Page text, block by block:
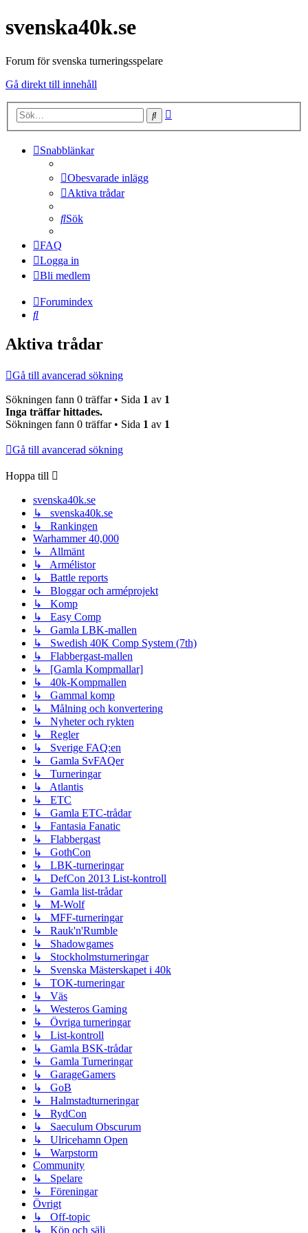
svenska40k.se
Forum för svenska turneringsspelare
Gå direkt till innehåll
Sök
Snabblänkar
Obesvarade inlägg
Aktiva trådar
Sök
FAQ
Logga in
Bli medlem
Forumindex
Sök
Aktiva trådar
Gå till avancerad sökning
Sökningen fann 0 träffar • Sida 1 av 1
Inga träffar hittades.
Sökningen fann 0 träffar • Sida 1 av 1
Gå till avancerad sökning
Hoppa till
svenska40k.se
↳ svenska40k.se
↳ Rankingen
Warhammer 40,000
↳ Allmänt
↳ Armélistor
↳ Battle reports
↳ Bloggar och arméprojekt
↳ Komp
↳ Easy Comp
↳ Gamla LBK-mallen
↳ Swedish 40K Comp System (7th)
↳ Flabbergast-mallen
↳ [Gamla Kompmallar]
↳ 40k-Kompmallen
↳ Gammal komp
↳ Målning och konvertering
↳ Nyheter och rykten
↳ Regler
↳ Sverige FAQ:en
↳ Gamla SvFAQer
↳ Turneringar
↳ Atlantis
↳ ETC
↳ Gamla ETC-trådar
↳ Fantasia Fanatic
↳ Flabbergast
↳ GothCon
↳ LBK-turneringar
↳ DefCon 2013 List-kontroll
↳ Gamla list-trådar
↳ M-Wolf
↳ MFF-turneringar
↳ Rauk'n'Rumble
↳ Shadowgames
↳ Stockholmsturneringar
↳ Svenska Mästerskapet i 40k
↳ TOK-turneringar
↳ Väs
↳ Westeros Gaming
↳ Övriga turneringar
↳ List-kontroll
↳ Gamla BSK-trådar
↳ Gamla Turneringar
↳ GarageGamers
↳ GoB
↳ Halmstadturneringar
↳ RydCon
↳ Saeculum Obscurum
↳ Ulricehamn Open
↳ Warpstorm
Community
↳ Spelare
↳ Föreningar
Övrigt
↳ Off-topic
↳ Köp och sälj